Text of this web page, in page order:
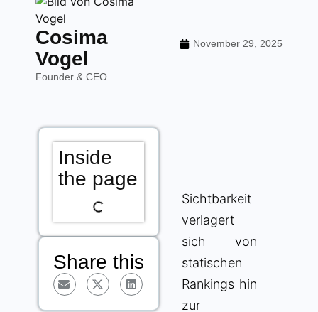
Cosima
Vogel
Founder & CEO
November 29, 2025
Inside
the page
Share this
Sichtbarkeit
verlagert
sich von
statischen
Rankings hin
zur